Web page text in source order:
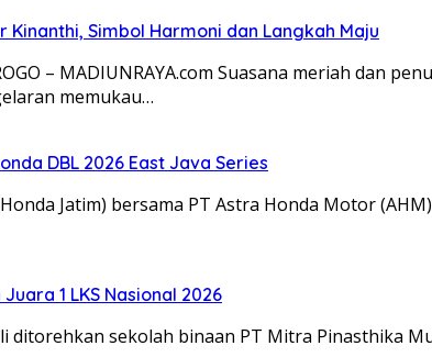
Simbol Harmoni dan Langkah Maju
– MADIUNRAYA.com Suasana meriah dan
memukau…
DBL 2026 East Java Series
Jatim) bersama PT Astra Honda Motor
1 LKS Nasional 2026
sekolah binaan PT Mitra Pinasthika